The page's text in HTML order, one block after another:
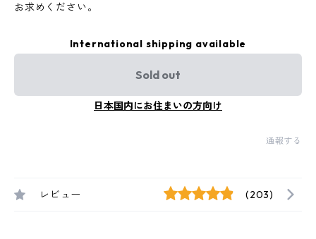
お求めください。
International shipping available
Sold out
日本国内にお住まいの方向け
通報する
レビュー (203)